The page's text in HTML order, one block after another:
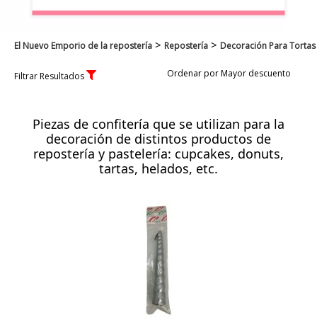
El Nuevo Emporio de la repostería > Repostería > Decoración Para Tortas
Filtrar Resultados Ordenar por Mayor descuento
Piezas de confitería que se utilizan para la
decoración de distintos productos de
repostería y pastelería: cupcakes, donuts,
tartas, helados, etc.